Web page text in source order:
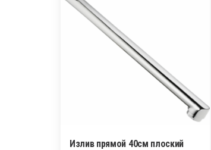
Излив прямой 40см плоский